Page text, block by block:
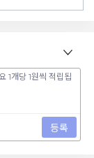
등록